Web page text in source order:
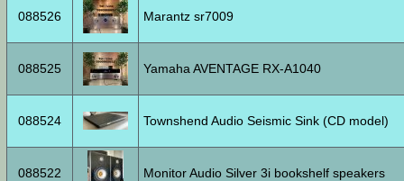
088526 Marantz sr7009
088525 Yamaha AVENTAGE RX-A1040
088524 Townshend Audio Seismic Sink (CD model)
088522 Monitor Audio Silver 3i bookshelf speakers